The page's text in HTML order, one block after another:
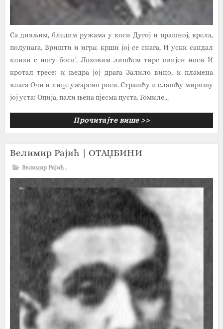
Са дивљим, бледим ружама у коси Дугој и прашној, врела,
полунага, Вришти и игра; крши јој се снага, И уски сандал
клизи с ногу боси'. Лозовим лишћем тирс овијен носи И
кротал тресе; и њедра јој драга Залило вино, и пламена
влага Очи и лице ужарено роси. Страшћу и слашћу миришу
јој уста; Опија, пали њена пјесма пуста. Гомиле...
Прочитајте више >>
Велимир Рајић | ОТАЏБИНИ
Велимир Рајић ,